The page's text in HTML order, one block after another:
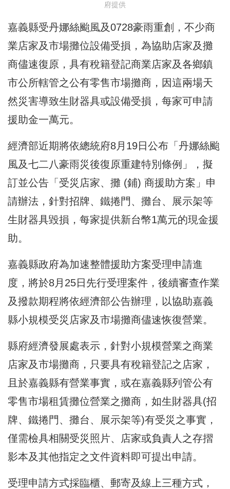
府提供
嘉義縣受丹娜絲颱風及0728豪雨重創，不少商
業店家及市場攤位設備受損，為協助店家及攤
商儘速復原，具有稅籍登記商業店家及各鄉鎮
市公所轄管之公有零售市場攤商，因這兩場天
然災害導致生財器具或設備受損，每家可申請
援助金一萬元。
經濟部近期將依總統府8月19日公布「丹娜絲颱
風及七二八豪雨災後復原重建特別條例」，擬
訂並公告「受災店家、攤 (鋪) 商援助方案」申
請辦法，針對招牌、鐵捲門、攤台、展示架等
生財器具毀損，每家提供新台幣1萬元的現金援
助。
嘉義縣政府為加速整體援助方案受理申請進
度，將於8月25日先行受理案件，後續審查作業
及撥款期程將依經濟部公告辦理，以協助嘉義
縣小規模受災店家及市場攤商儘速恢復營業。
縣府經濟發展處表示，針對小規模營業之商業
店家及市場攤商，只要具有稅籍登記之店家，
且於嘉義縣有營業事實，或在嘉義縣列管公有
零售市場租賃攤位營業之攤商，如生財器具(招
牌、鐵捲門、攤台、展示架等)有受災之事實，
僅需檢具相關受災照片、店家或負責人之存摺
影本及其他指定之文件資料即可提出申請。
受理申請方式採臨櫃、郵寄及線上三種方式，